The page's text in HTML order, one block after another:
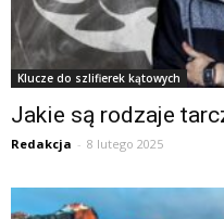
Klucze do szlifierek kątowych
Jakie są rodzaje
Redakcja - 8 lutego 2025